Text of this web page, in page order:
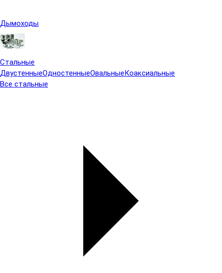
Дымоходы
Стальные
ДвустенныеОдностенныеОвальныеКоаксиальные
Все стальные